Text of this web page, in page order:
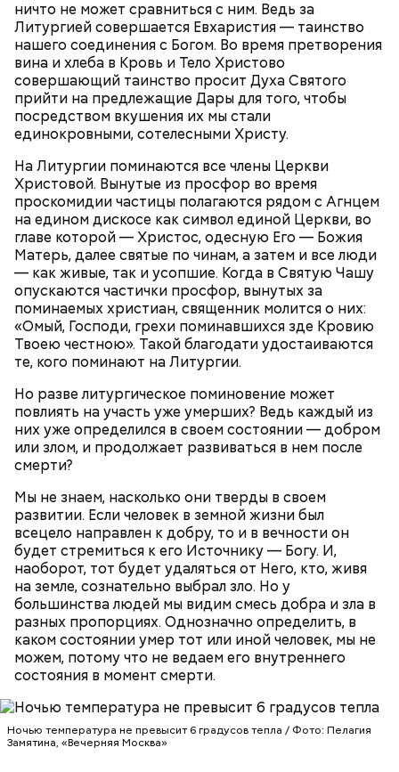
ничто не может сравниться с ним. Ведь за
Литургией совершается Евхаристия — таинство
нашего соединения с Богом. Во время претворения
вина и хлеба в Кровь и Тело Христово
совершающий таинство просит Духа Святого
прийти на предлежащие Дары для того, чтобы
посредством вкушения их мы стали
единокровными, сотелесными Христу.
На Литургии поминаются все члены Церкви
Христовой. Вынутые из просфор во время
проскомидии частицы полагаются рядом с Агнцем
на едином дискосе как символ единой Церкви, во
главе которой — Христос, одесную Его — Божия
Матерь, далее святые по чинам, а затем и все люди
— как живые, так и усопшие. Когда в Святую Чашу
опускаются частички просфор, вынутых за
поминаемых христиан, священник молится о них:
«Омый, Господи, грехи поминавшихся зде Кровию
Твоею честною». Такой благодати удостаиваются
те, кого поминают на Литургии.
Но разве литургическое поминовение может
повлиять на участь уже умерших? Ведь каждый из
них уже определился в своем состоянии — добром
или злом, и продолжает развиваться в нем после
смерти?
Мы не знаем, насколько они тверды в своем
развитии. Если человек в земной жизни был
всецело направлен к добру, то и в вечности он
будет стремиться к его Источнику — Богу. И,
наоборот, тот будет удаляться от Него, кто, живя
на земле, сознательно выбрал зло. Но у
большинства людей мы видим смесь добра и зла в
разных пропорциях. Однозначно определить, в
каком состоянии умер тот или иной человек, мы не
можем, потому что не ведаем его внутреннего
состояния в момент смерти.
Ночью температура не превысит 6 градусов тепла / Фото: Пелагия
Замятина, «Вечерняя Москва»
Молитва Николаю чудотворцу
О, всесвятый Николае, угодниче преизрядный
Господень, теплый наш заступниче, и везде в
скорбех скорый помощниче!
души моея помози ми окаянному, умоли Господа
Бога, всея твари Содетеля, избавити мя воздушных
мытарств и вечного мучения: да всегда прославляю
Отца и Сына и Святаго Духа, и твое милостивное
предстательство, ныне и присно и во веки веков.
Аминь.
Грибной суп с фасолью
300-400 г шампиньонов или других свежих
грибов;
3 ст. ложки фасоли;
по 1 моркови и репчатой луковице;
3 ст. ложки растительного масла;
зелень, черный молотый перец и соль по вкусу.
Воду с фасолью довести до кипения, опустить в
нее грибы, морковь и лук, посолить по вкусу,
варить 6-8 минут. Настоять 20-30 минут. При
подаче на стол заправить суп растительным
маслом, посыпать зеленью укропа и петрушки и
черным молотым перцем.